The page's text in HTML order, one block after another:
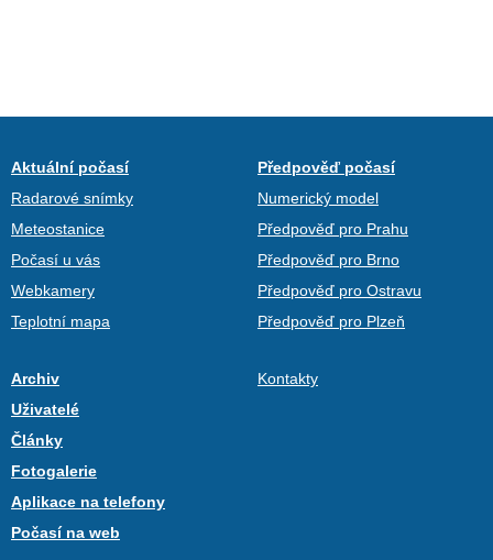
Aktuální počasí
Radarové snímky
Meteostanice
Počasí u vás
Webkamery
Teplotní mapa
Předpověď počasí
Numerický model
Předpověď pro Prahu
Předpověď pro Brno
Předpověď pro Ostravu
Předpověď pro Plzeň
Archiv
Uživatelé
Články
Fotogalerie
Aplikace na telefony
Počasí na web
Kontakty